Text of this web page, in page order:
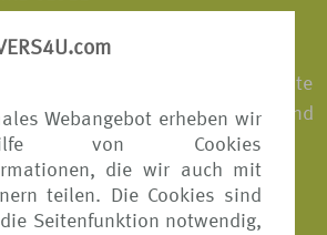
Webangebot erheben wir
von Cookies
die wir auch mit
teilen. Die Cookies sind
Seitenfunktion notwendig,
sorgfältiger inhaltlicher
wir keine Haftung für die Inhalte
den Inhalt der verlinkten Seiten sind
Betreiber verantwortlich.
nach § 34d Abs. 1
Versicherungsvertreter